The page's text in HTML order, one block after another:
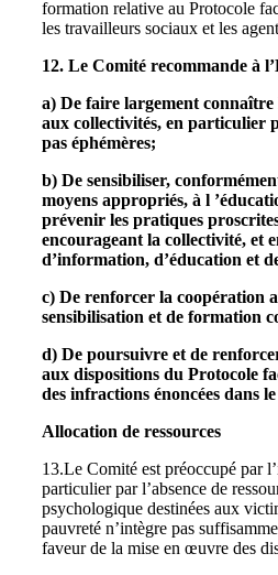
formation relative au Protocole
les travailleurs sociaux et les
12. Le Comité recommande à
a) De faire largement
aux collectivités, en particulier
pas éphémères;
b) De sensibiliser,
moyens appropriés, à l
prévenir les pratiques
encourageant la collectivité, et
d’information, d’éducation et
c) De renforcer la coopération
sensibilisation et de formation
d) De poursuivre et de
aux dispositions du Protocole
des infractions énoncées dans
Allocation de ressources
13.Le Comité est préoccupé par
particulier par l’absence de
psychologique destinées aux
pauvreté n’intègre pas
faveur de la mise en œuvre des